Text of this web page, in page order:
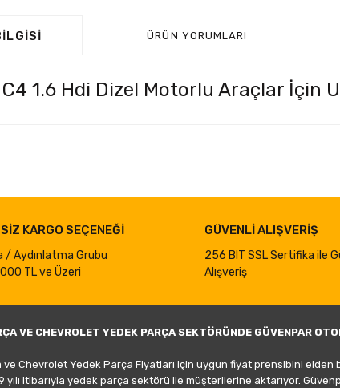
ÜRÜN YORUMLARI
1.6 Hdi Dizel Motorlu Araçlar İçin
eksik bilgiler bulunuyor.
hatalar bulunuyor.
diğer sitelerden daha pahalı.
KARGO SEÇENEĞİ
/ Aydınlatma Grubu
TL ve Üzeri
GÜVENLİ ALIŞVERİŞ
256 BIT SSL Sertifika ile
Alışveriş
VE CHEVROLET YEDEK PARÇA SEKTÖRÜNDE GÜVENPAR
ve Chevrolet Yedek Parça Fiyatları için uygun fiyat prensibini
yılı itibarıyla yedek parça sektörü ile müşterilerine aktarıyor.